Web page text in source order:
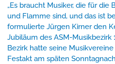
„Es braucht Musiker, die für
und Flamme sind, und das ist
formulierte Jürgen Kirner den
Jubiläum des ASM-
Bezirk hatte seine
Festakt am späten